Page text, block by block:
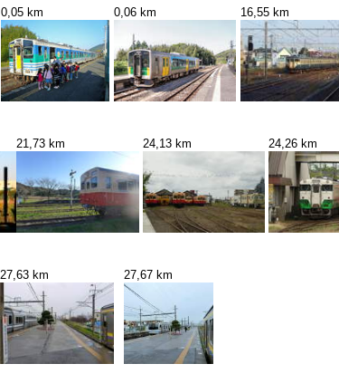
0,05 km 0,06 km 16,55 km
21,73 km 24,13 km 24,26 km
27,63 km 27,67 km